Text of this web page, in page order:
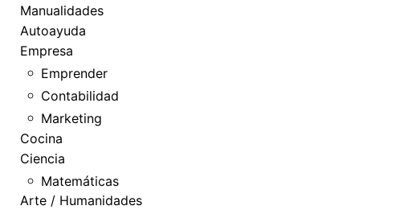
Manualidades
Autoayuda
Empresa
Emprender
Contabilidad
Marketing
Cocina
Ciencia
Matemáticas
Arte / Humanidades